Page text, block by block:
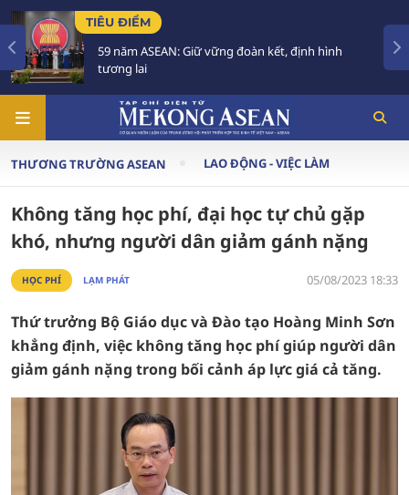
ĐIỂM
ASEAN: Giữ vững đoàn kết, định hình
lai
TIÊU
Việt
trong
THƯƠNG TRƯỜNG ASEAN LAO ĐỘNG - VIỆC LÀM
Không tăng học phí, đại học tự chủ gặp
khó, nhưng người dân giảm gánh nặng
HỌC PHÍ LẠM PHÁT 05/08/2023 18:33
Thứ trưởng Bộ Giáo dục và Đào tạo Hoàng Minh Sơn
khẳng định, việc không tăng học phí giúp người dân
giảm gánh nặng trong bối cảnh áp lực giá cả tăng.